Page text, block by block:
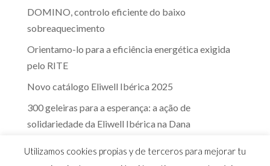
DOMINO, controlo eficiente do baixo
sobreaquecimento
Orientamo-lo para a eficiência energética exigida
pelo RITE
Novo catálogo Eliwell Ibérica 2025
300 geleiras para a esperança: a ação de
solidariedade da Eliwell Ibérica na Dana
Utilizamos cookies propias y de terceros para mejorar tu